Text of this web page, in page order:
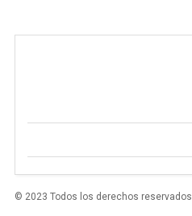
© 2023 Todos los derechos reservados